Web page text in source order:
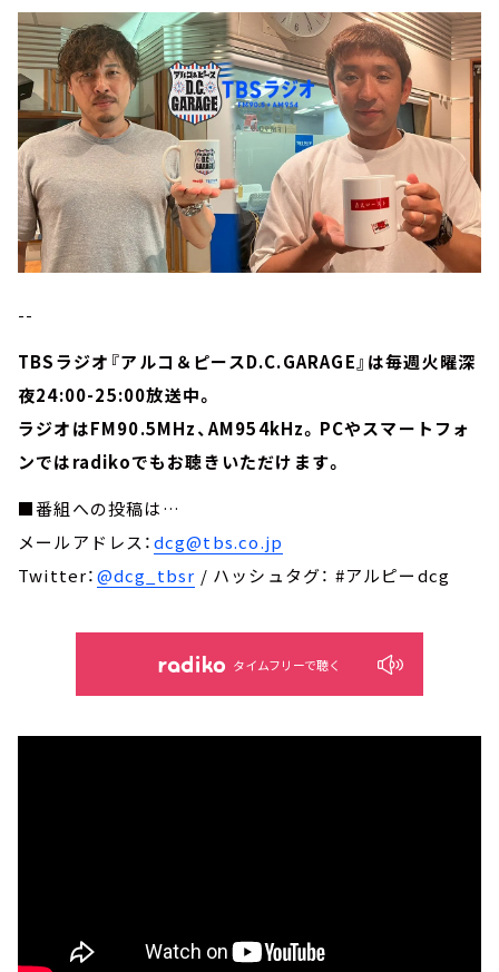
--
TBSラジオ『アルコ＆ピースD.C.GARAGE』は毎週火曜深
夜24:00-25:00放送中。
ラジオはFM90.5MHz、AM954kHz。PCやスマートフォ
ンではradikoでもお聴きいただけます。
■番組への投稿は…
メールアドレス：dcg@tbs.co.jp
Twitter：@dcg_tbsr / ハッシュタグ： #アルピーdcg
タイムフリーで聴く